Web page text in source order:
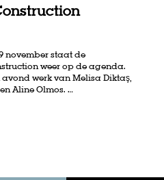
november staat de
weer op de agenda.
avond werk van Melisa Diktaş,
Aline Olmos. …